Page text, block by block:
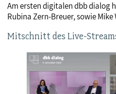
Am ersten digitalen dbb dialog
Rubina Zern-Breuer, sowie
Mitschnitt des Live-